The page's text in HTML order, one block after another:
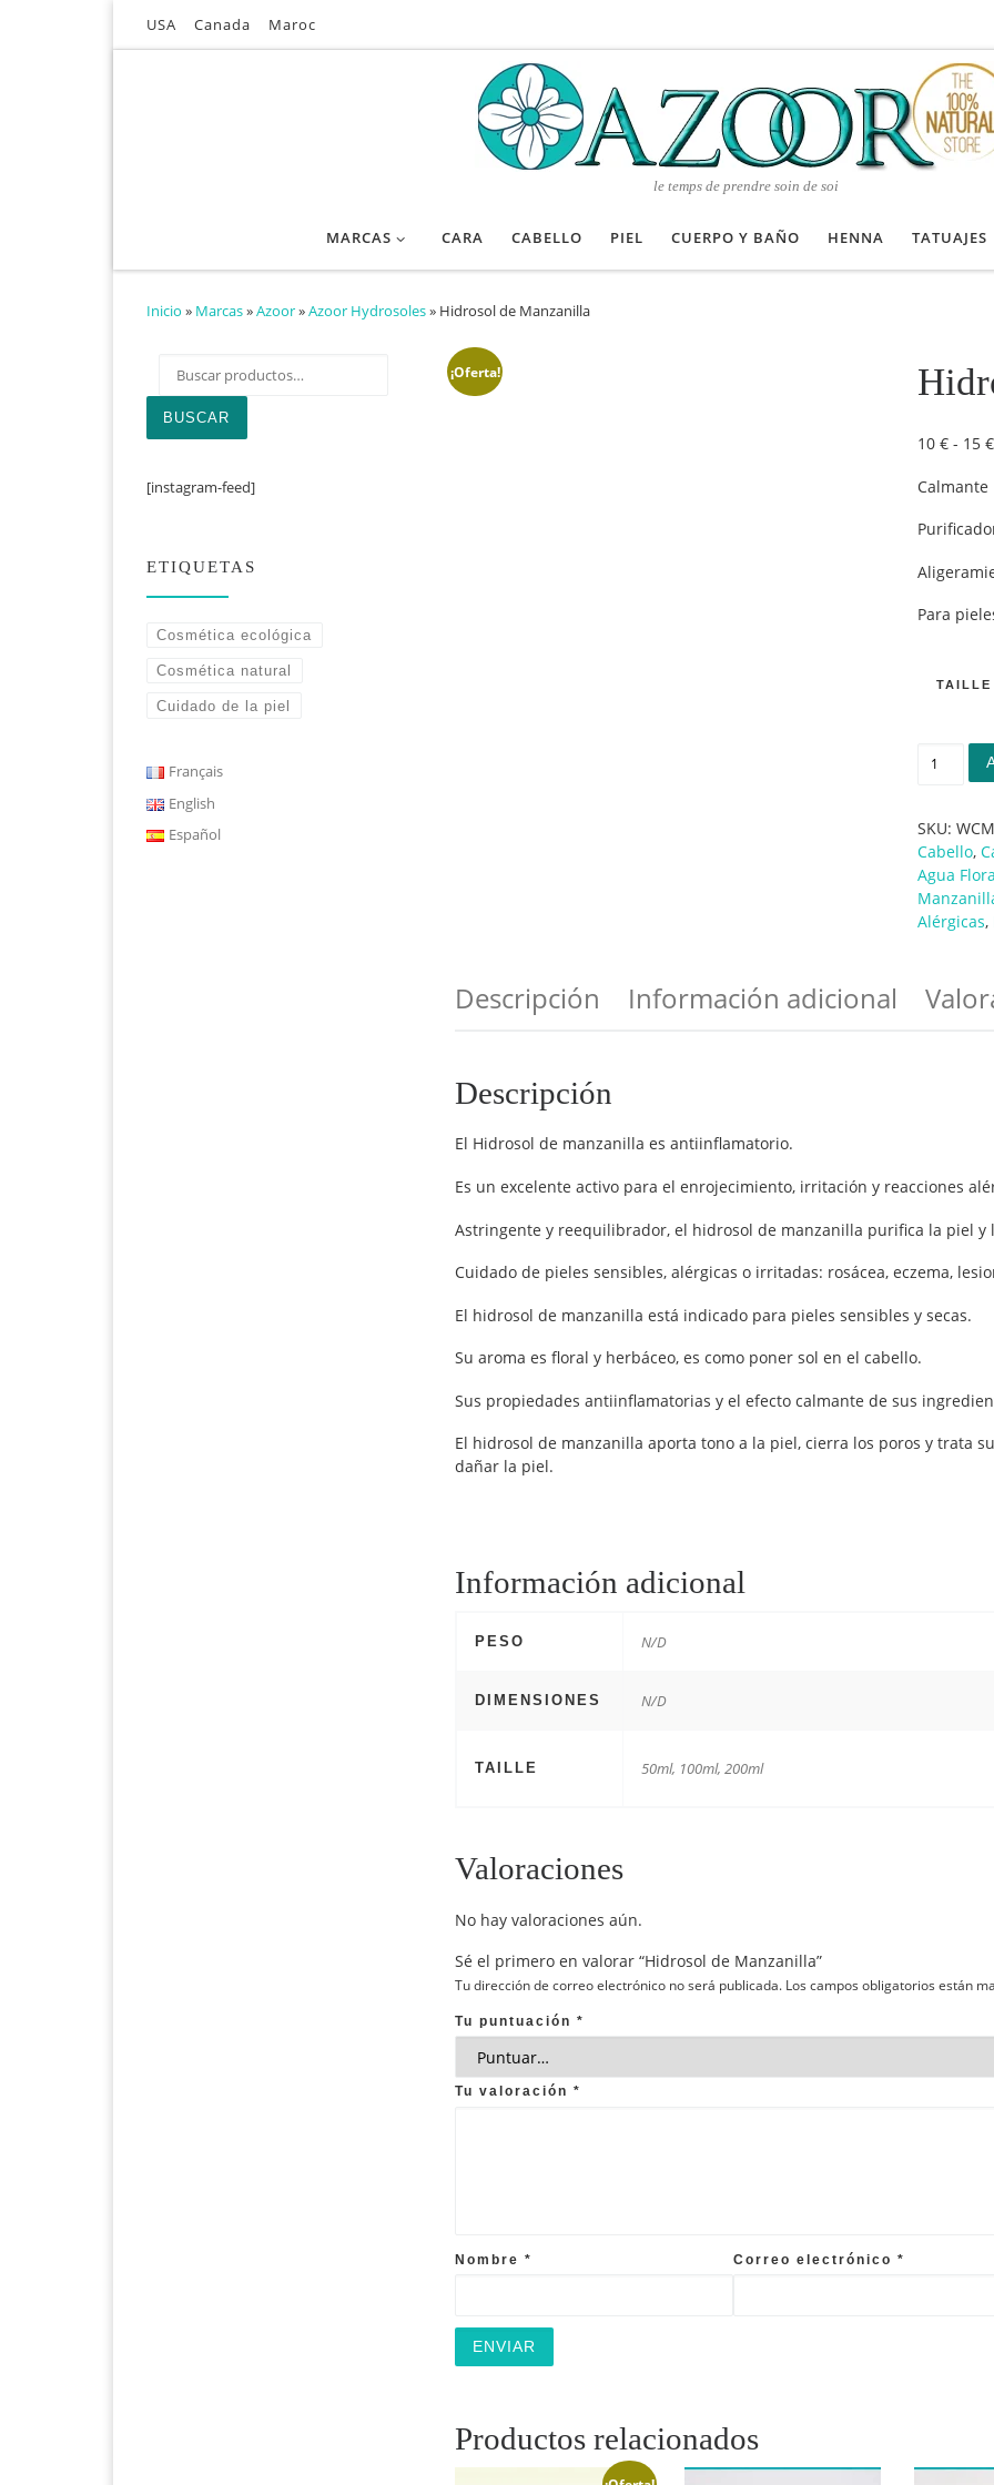
Saltar al contenido
USA Canada Maroc
le temps de prendre soin de soi
MARCAS CARA CABELLO PIEL CUERPO Y BAÑO HENNA TATUAJES
Inicio » Marcas»Azoor»Azoor Hydrosoles» Hidrosol de Manzanilla
¡Oferta!
10 € - 15 €
Calmante
Para
TAILLE
Hidrosol
SKU:
Cabello,
Agua
Alérgicas,
Descripción Información adicional
Descripción
El Hidrosol de manzanilla es antiinflamatorio.
Es un excelente activo para el enrojecimiento, irritación y reacciones
Astringente y reequilibrador, el hidrosol de manzanilla purifica la piel y
Cuidado de pieles sensibles, alérgicas o irritadas: rosácea, eczema,
El hidrosol de manzanilla está indicado para pieles sensibles y secas.
Su aroma es floral y herbáceo, es como poner sol en el cabello.
Sus propiedades antiinflamatorias y el efecto calmante de sus
El hidrosol de manzanilla aporta tono a la piel, cierra los poros y trata
dañar la piel.
Información adicional
PESO N/D
DIMENSIONES N/D
TAILLE 50ml, 100ml, 200ml
Valoraciones
No hay valoraciones aún.
Sé el primero en valorar “Hidrosol de Manzanilla”
Tu dirección de correo electrónico no será publicada. Los campos obligatorios están
Tu puntuación *
Tu valoración *
Nombre * Correo electrónico*
Productos relacionados
BUSCAR
[instagram-feed]
ETIQUETAS
Cosmética ecológica
Cosmética natural
Cuidado de la piel
Français
English
Español